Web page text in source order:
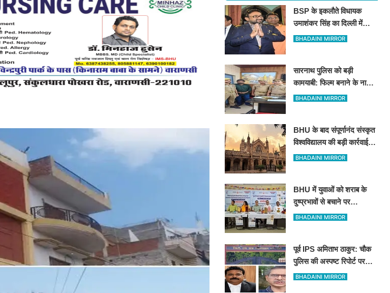
BSP के इकलौते विधायक
उमाशंकर सिंह का दिल्ली में
निधन, रसड़ा से लगातार 3 बार
BHADAINI MIRROR
सारनाथ पुलिस को बड़ी
कामयाबी: फिल्म बनाने के नाम
पर 78 लाख की ठगी करने वाला
BHADAINI MIRROR
BHU के बाद संपूर्णानंद संस्कृत
विश्वविद्यालय की बड़ी कार्रवाई:
भ्रष्टाचार के आरोपों में घिरे प्रो.
BHADAINI MIRROR
BHU में युवाओं को शराब के
दुष्प्रभावों से बचाने पर
जागरूकता कार्यशाला
BHADAINI MIRROR
पूर्व IPS अमिताभ ठाकुर: चौक
पुलिस की अस्पष्ट रिपोर्ट पर
कोर्ट सख्त, 11 अगस्त को मांगी
BHADAINI MIRROR